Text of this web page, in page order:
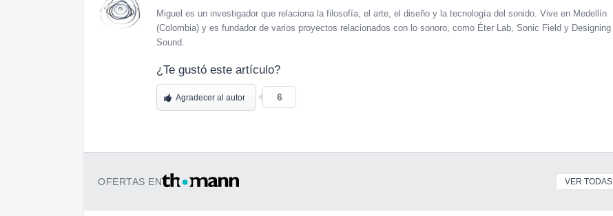
Miguel es un investigador que relaciona la filosofía, el arte, el diseño y la tecnología del sonido. Vive en Medellín
(Colombia) y es fundador de varios proyectos relacionados con lo sonoro, como Éter Lab, Sonic Field y Designing
Sound.
¿Te gustó este artículo?
Agradecer al autor 6
OFERTAS EN VER TODAS